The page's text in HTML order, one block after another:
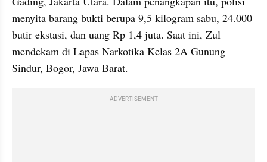
menyita barang bukti berupa 9,5 kilogram sabu, 24.000
butir ekstasi, dan uang Rp 1,4 juta. Saat ini, Zul
mendekam di Lapas Narkotika Kelas 2A Gunung
Sindur, Bogor, Jawa Barat.
ADVERTISEMENT